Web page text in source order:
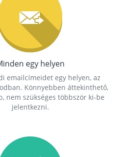
egy helyen
emailcímeidet egy helyen, az
Könnyebben áttekinthető,
nem szükséges többször ki-be
jelentkezni.